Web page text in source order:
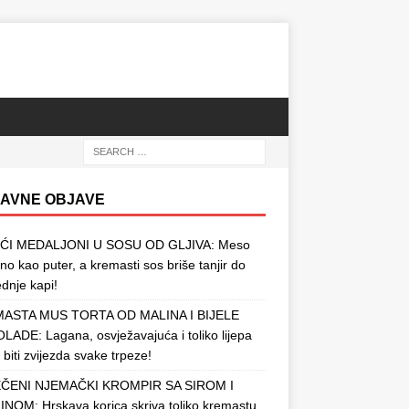
OBJAVE
MEDALJONI U SOSU OD GLJIVA: Meso
kao puter, a kremasti sos briše tanjir do
kapi!
MUS TORTA OD MALINA I BIJELE
Lagana, osvježavajuća i toliko lijepa
biti zvijezda svake trpeze!
NJEMAČKI KROMPIR SA SIROM I
Hrskava korica skriva toliko kremastu